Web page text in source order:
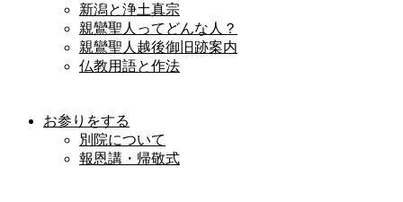
新潟と浄土真宗
親鸞聖人ってどんな人？
親鸞聖人越後御旧跡案内
仏教用語と作法
お参りをする
別院について
報恩講・帰敬式